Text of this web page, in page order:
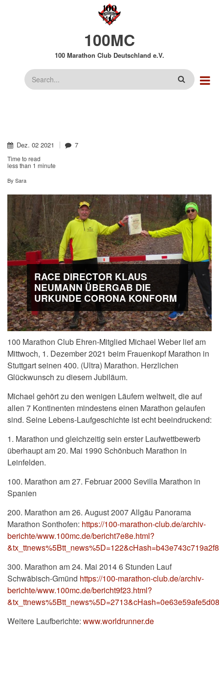
100MC
100 Marathon Club Deutschland e.V.
Suche
Dez. 02 2021 7
Time to read
less than 1 minute
By Sara
RACE DIRECTOR KLAUS
NEUMANN ÜBERGAB DIE
URKUNDE CORONA KONFORM
100 Marathon Club Ehren-Mitglied Michael Weber lief am
Mittwoch, 1. Dezember 2021 beim Frauenkopf Marathon in
Stuttgart seinen 400. (Ultra) Marathon. Herzlichen
Glückwunsch zu diesem Jubiläum.
Michael gehört zu den wenigen Läufern weltweit, die auf
allen 7 Kontinenten mindestens einen Marathon gelaufen
sind. Seine Lebens-Laufgeschichte ist echt beeindruckend:
1. Marathon und gleichzeitig sein erster Laufwettbewerb
überhaupt am 20. Mai 1990 Schönbuch Marathon in
Leinfelden.
100. Marathon am 27. Februar 2000 Sevilla Marathon in
Spanien
200. Marathon am 26. August 2007 Allgäu Panorama
Marathon Sonthofen: https://100-marathon-club.de/archiv-
berichte/www.100mc.de/bericht7e8e.html?
300. Marathon am 24. Mai 2014 6 Stunden Lauf
Schwäbisch-Gmünd https://100-marathon-club.de/archiv-
berichte/www.100mc.de/bericht9f23.html?
Weitere Laufberichte: www.worldrunner.de